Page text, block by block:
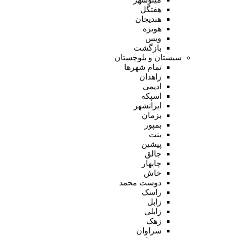
هفتگل
هندیجان
هویزه
ویس
بازگشت
سیستان و بلوچستان
تمام شهر‌ها
زاهدان
ادیمی
اسپکه
ایرانشهر
بزمان
بمپور
بنت
پیشین
جالق
چابهار
خاش
دوست محمد
راسک
زابل
زابلی
زهک
سراوان